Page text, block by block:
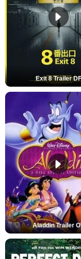
Exit 8 Trailer DF
Aladdin Trailer